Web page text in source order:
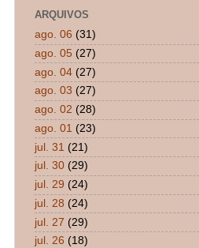
ARQUIVOS
ago. 06 (31)
ago. 05 (27)
ago. 04 (27)
ago. 03 (27)
ago. 02 (28)
ago. 01 (23)
jul. 31 (21)
jul. 30 (29)
jul. 29 (24)
jul. 28 (24)
jul. 27 (29)
jul. 26 (18)